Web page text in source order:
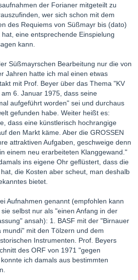
der Forianer mitgeteilt zu
wer sich schon mit dem
des Requiems von Süßmayr bis (dato)
eine entsprechende Einspielung
kann.
Süßmayrschen Bearbeitung nur die von
Jahren hatte ich mal einen etwas
mit Prof. Beyer über das Thema "KV
6. Januar 1975, dass seine
aufgeführt worden" sei und durchaus
gefunden habe. Weiter heißt es:
dass eine künstlerisch hochrangige
den Markt käme. Aber die GROSSEN
attraktiven Aufgaben, geschweige denn
einem neu erarbeiteten Klanggewand."
ins eigene Ohr geflüstert, dass die
die Kosten aber scheut, man deshalb
bietet.
Aufnahmen genannt (empfohlen kann
selbst nur als "einen Anfang in der
ansah): 1. BASF mit der "Birnauer
mundi" mit den Tölzern und dem
Instrumenten. Prof. Beyers
des ORF von 1971 "gegen
ich damals aus bestimmten